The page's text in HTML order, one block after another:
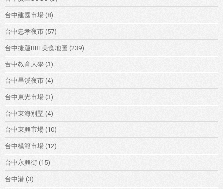
台中建國市場 (8)
台中忠孝夜市 (57)
台中捷運BRT美食地圖 (239)
台中教育大學 (3)
台中旱溪夜市 (4)
台中東光市場 (3)
台中東海別墅 (4)
台中東興市場 (10)
台中模範市場 (12)
台中永興街 (15)
台中港 (3)